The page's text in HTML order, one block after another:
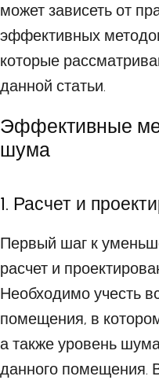
может зависеть от
эффективных
которые
данной статьи.
Эффективные
шума
1. Расчет и
Первый шаг к
расчет и
Необходимо учесть
помещения, в
а также уровень
данного помещения.